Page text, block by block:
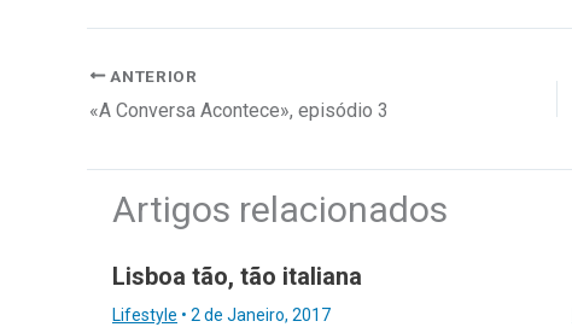
ANTERIOR
«A Conversa Acontece», episódio 3
Artigos relacionados
Lisboa tão, tão italiana
Lifestyle • 2 de Janeiro, 2017